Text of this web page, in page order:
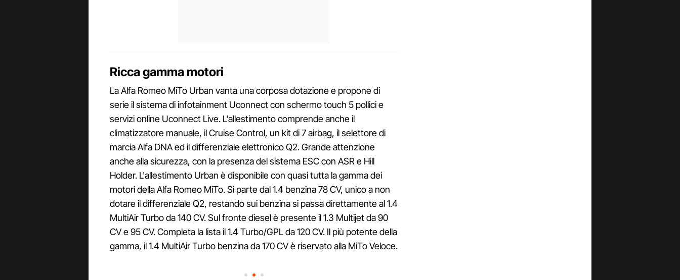
Ricca gamma motori
La Alfa Romeo MiTo Urban vanta una corposa dotazione e propone di
serie il sistema di infotainment Uconnect con schermo touch 5 pollici e
servizi online Uconnect Live. L'allestimento comprende anche il
climatizzatore manuale, il Cruise Control, un kit di 7 airbag, il selettore di
marcia Alfa DNA ed il differenziale elettronico Q2. Grande attenzione
anche alla sicurezza, con la presenza del sistema ESC con ASR e Hill
Holder. L'allestimento Urban è disponibile con quasi tutta la gamma dei
motori della Alfa Romeo MiTo. Si parte dal 1.4 benzina 78 CV, unico a non
dotare il differenziale Q2, restando sui benzina si passa direttamente al 1.4
MultiAir Turbo da 140 CV. Sul fronte diesel è presente il 1.3 Multijet da 90
CV e 95 CV. Completa la lista il 1.4 Turbo/GPL da 120 CV. Il più potente della
gamma, il 1.4 MultiAir Turbo benzina da 170 CV è riservato alla MiTo Veloce.